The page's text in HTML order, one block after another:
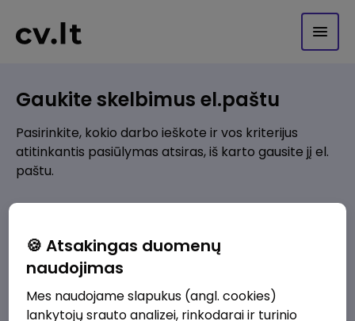
Gaukite skelbimus el.paštu
Pasirinkite, kokio darbo ieškote ir vos kriterijus
atitinkantis pasiūlymas atsiras, iš karto gausite jį el.
paštu.
Pridėti naują
Kokios srities darbo pasiūlymai jus domina?
🍪 Atsakingas duomenų
naudojimas
Mes naudojame slapukus (angl. cookies)
lankytojų srauto analizei, rinkodarai ir turinio